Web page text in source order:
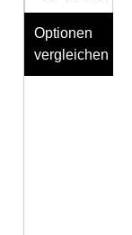
Optionen
vergleichen